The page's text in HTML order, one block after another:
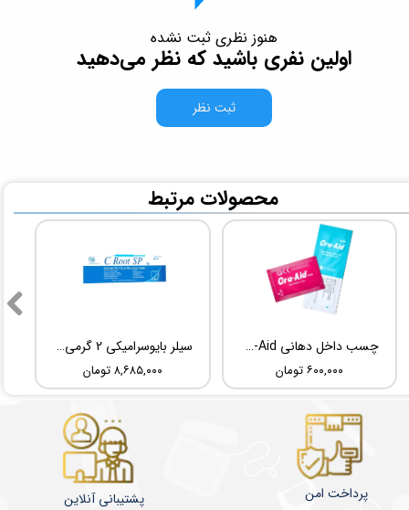
هنوز نظری ثبت نشده
اولین نفری باشید که نظر می‌دهید
ثبت نظر
سیلر بایوسرامیکی 2 گرمی Root Dental Medical C-Root SP
۸,۶۸۵,۰۰۰ تومان
چسب داخل دهانی TBM Ora-Aid
۶۰۰,۰۰۰ تومان
​محصولات مرتبط
پشتیبانی آنلاین پرداخت امن